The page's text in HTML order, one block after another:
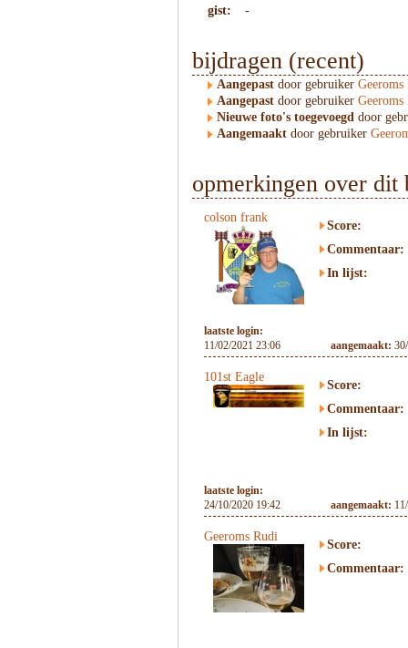
gist:
-
bijdragen (recent)
Aangepast door gebruiker Geeroms
Aangepast door gebruiker Geeroms
Nieuwe foto's toegevoegd door
Aangemaakt door gebruiker
opmerkingen over dit
colson frank
Score:
Commentaar:
In lijst:
laatste login:
11/02/2021 23:06
aangemaakt:
101st Eagle
Score:
Commentaar:
In lijst:
laatste login:
24/10/2020 19:42
aangemaakt:
Geeroms Rudi
Score:
Commentaar: